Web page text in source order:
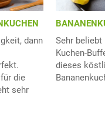
dann
die
sehr
Sehr beliebt
Kuchen-
dieses